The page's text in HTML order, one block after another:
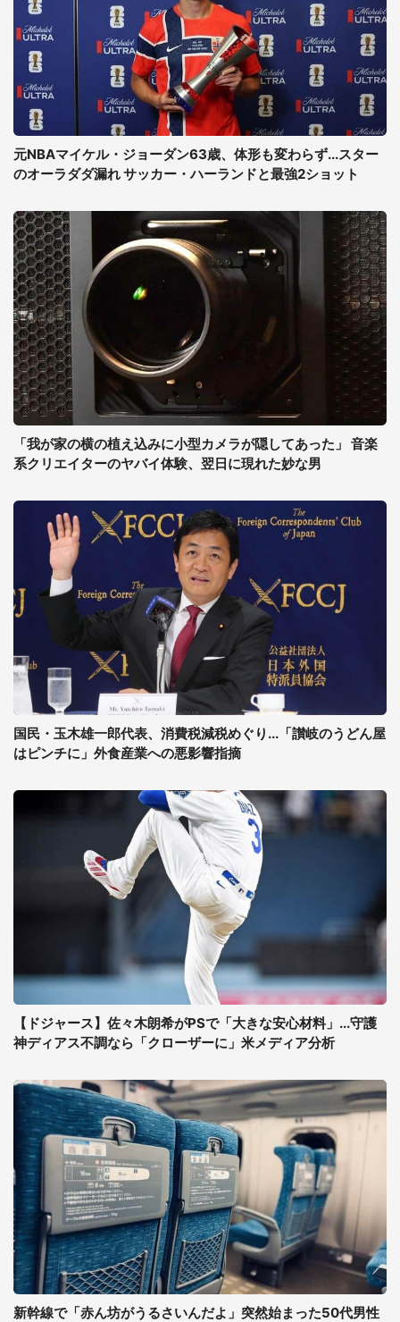
元NBAマイケル・ジョーダン63歳、体形も変わらず...スター
のオーラダダ漏れ サッカー・ハーランドと最強2ショット
「我が家の横の植え込みに小型カメラが隠してあった」 音楽
系クリエイターのヤバイ体験、翌日に現れた妙な男
国民・玉木雄一郎代表、消費税減税めぐり...「讃岐のうどん屋
はピンチに」外食産業への悪影響指摘
【ドジャース】佐々木朗希がPSで「大きな安心材料」...守護
神ディアス不調なら「クローザーに」米メディア分析
新幹線で「赤ん坊がうるさいんだよ」突然始まった50代男性